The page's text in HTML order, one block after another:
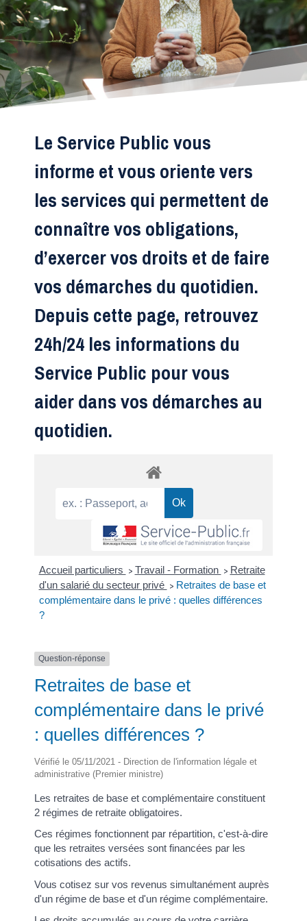
Le Service Public vous
informe et vous oriente vers
les services qui permettent de
connaître vos obligations,
d’exercer vos droits et de faire
vos démarches du quotidien.
Depuis cette page, retrouvez
24h/24 les informations du
Service Public pour vous
aider dans vos démarches au
quotidien.
Accueil particuliers > Travail - Formation > Retraite
d'un salarié du secteur privé > Retraites de base et
complémentaire dans le privé : quelles différences
?
Question-réponse
Retraites de base et
complémentaire dans le privé
: quelles différences ?
Vérifié le 05/11/2021 - Direction de l'information légale et
administrative (Premier ministre)
Les retraites de base et complémentaire constituent
2 régimes de retraite obligatoires.
Ces régimes fonctionnent par répartition, c'est-à-dire
que les retraites versées sont financées par les
cotisations des actifs.
Vous cotisez sur vos revenus simultanément auprès
d'un régime de base et d'un régime complémentaire.